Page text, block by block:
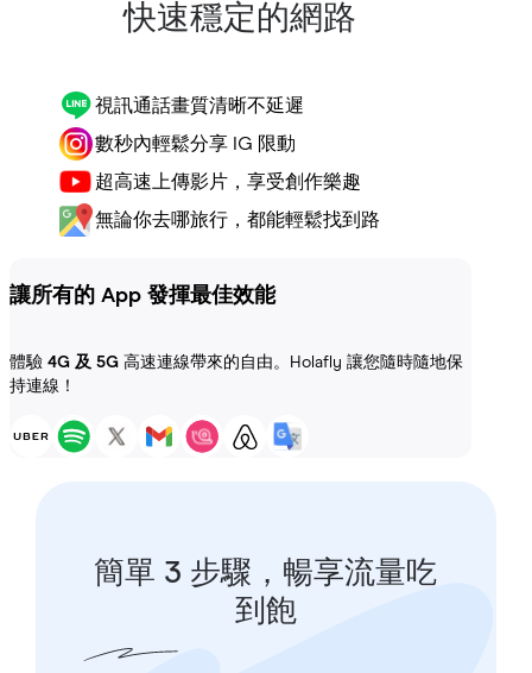
快速穩定的網路
視訊通話畫質清晰不延遲
數秒內輕鬆分享 IG 限動
超高速上傳影片，享受創作樂趣
無論你去哪旅行，都能輕鬆找到路
讓所有的 App 發揮最佳效能
體驗 4G 及 5G 高速連線帶來的自由。Holafly 讓您隨時隨地保
持連線！
簡單 3 步驟，暢享流量吃
到飽